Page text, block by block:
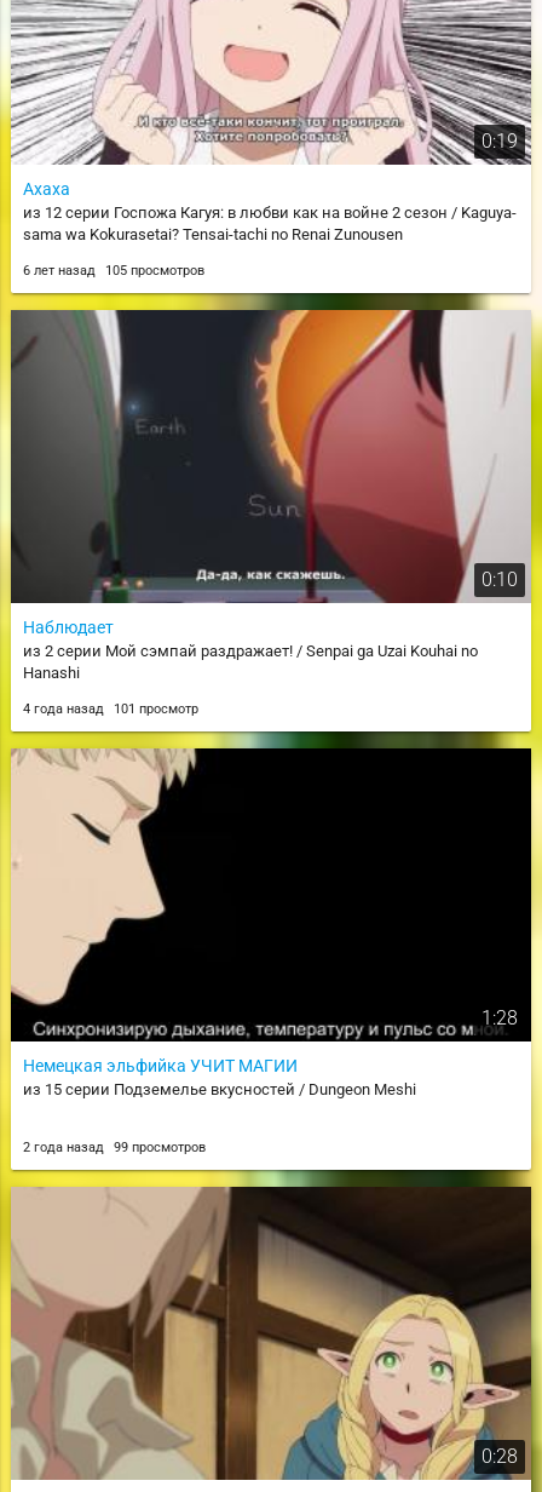
0:19
Ахаха
из 12 серии Госпожа Кагуя: в любви как на войне 2 сезон / Kaguya-
sama wa Kokurasetai? Tensai-tachi no Renai Zunousen
6 лет назад 105 просмотров
0:10
Наблюдает
из 2 серии Мой сэмпай раздражает! / Senpai ga Uzai Kouhai no
Hanashi
4 года назад 101 просмотр
1:28
Немецкая эльфийка УЧИТ МАГИИ
из 15 серии Подземелье вкусностей / Dungeon Meshi
2 года назад 99 просмотров
0:28